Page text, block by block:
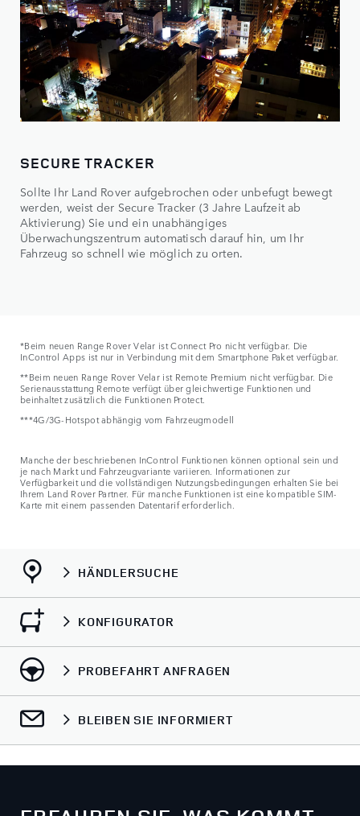
SECURE TRACKER
Sollte Ihr Land Rover aufgebrochen oder unbefugt bewegt
werden, weist der Secure Tracker (3 Jahre Laufzeit ab
Aktivierung) Sie und ein unabhängiges
Überwachungszentrum automatisch darauf hin, um Ihr
Fahrzeug so schnell wie möglich zu orten.
*Beim neuen Range Rover Velar ist Connect Pro nicht verfügbar. Die
InControl Apps ist nur in Verbindung mit dem Smartphone Paket verfügbar.
**Beim neuen Range Rover Velar ist Remote Premium nicht verfügbar. Die
Serienausstattung Remote verfügt über gleichwertige Funktionen und
beinhaltet zusätzlich die Funktionen Protect.
***4G/3G-Hotspot abhängig vom Fahrzeugmodell
Manche der beschriebenen InControl Funktionen können optional sein und
je nach Markt und Fahrzeugvariante variieren. Informationen zur
Verfügbarkeit und die vollständigen Nutzungsbedingungen erhalten Sie bei
Ihrem Land Rover Partner. Für manche Funktionen ist eine kompatible SIM-
Karte mit einem passenden Datentarif erforderlich.
HÄNDLERSUCHE
KONFIGURATOR
PROBEFAHRT ANFRAGEN
BLEIBEN SIE INFORMIERT